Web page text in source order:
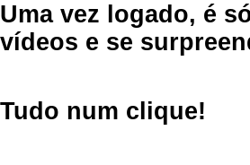
Uma vez logado, é
vídeos e se
Tudo num clique!